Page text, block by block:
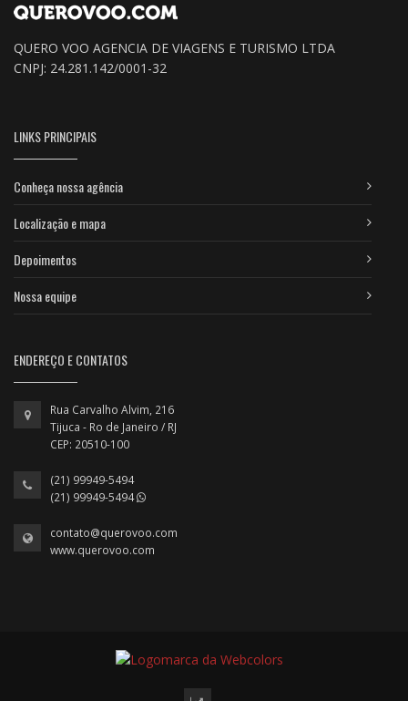
QUERO VOO AGENCIA DE VIAGENS E TURISMO LTDA
CNPJ: 24.281.142/0001-32
LINKS PRINCIPAIS
Conheça nossa agência
Localização e mapa
Depoimentos
Nossa equipe
ENDEREÇO E CONTATOS
Rua Carvalho Alvim, 216
Tijuca - Ro de Janeiro / RJ
CEP: 20510-100
(21) 99949-5494
(21) 99949-5494
contato@querovoo.com
www.querovoo.com